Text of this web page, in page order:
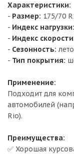
Характеристики:
- Размер: 175/70
- Индекс нагрузки:
- Индекс
- Сезонность: лето
- Тип покрытия:
Применение:
Подходит для
автомобилей
Rio).
Преимущества:
✅ Хорошая